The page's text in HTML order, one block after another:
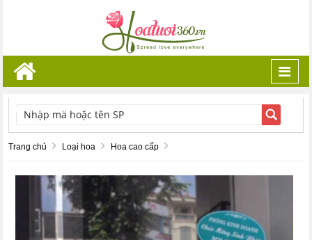
TÌM KIẾM
Trang chủ Loại hoa Hoa cao cấp